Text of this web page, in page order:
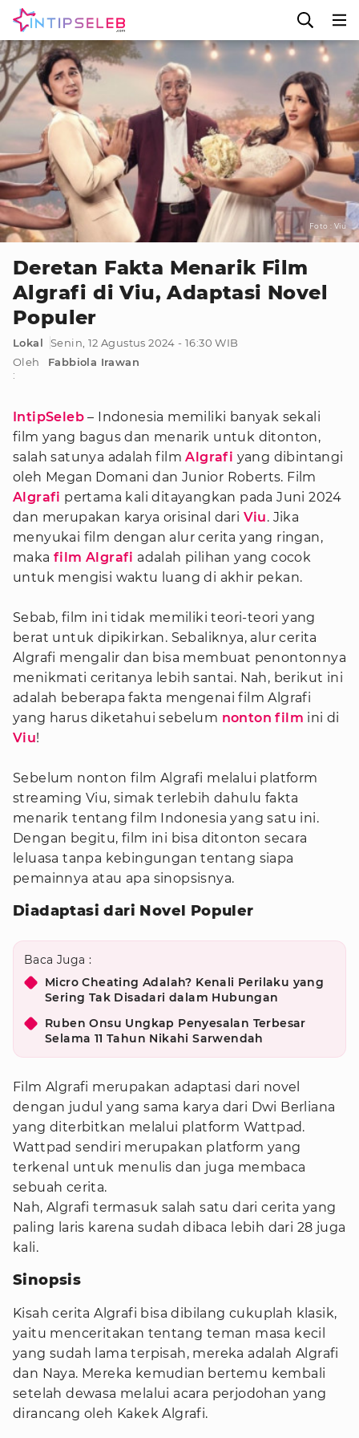
Foto : Viu
Deretan Fakta Menarik Film
Algrafi di Viu, Adaptasi Novel
Populer
Lokal
Senin, 12 Agustus 2024 - 16:30 WIB
Oleh
:
Fabbiola Irawan
IntipSeleb – Indonesia memiliki banyak sekali
film yang bagus dan menarik untuk ditonton,
salah satunya adalah filmAlgrafi yang dibintangi
oleh Megan Domani dan Junior Roberts. Film
Algrafi pertama kali ditayangkan pada Juni 2024
dan merupakan karya orisinal dari Viu. Jika
menyukai film dengan alur cerita yang ringan,
maka film Algrafi adalah pilihan yang cocok
untuk mengisi waktu luang di akhir pekan.
Sebab, film ini tidak memiliki teori-teori yang
berat untuk dipikirkan. Sebaliknya, alur cerita
Algrafi mengalir dan bisa membuat penontonnya
menikmati ceritanya lebih santai. Nah, berikut ini
adalah beberapa fakta mengenai film Algrafi
yang harus diketahui sebelum nonton film ini di
Viu!
Sebelum nonton film Algrafi melalui platform
streaming Viu, simak terlebih dahulu fakta
menarik tentang film Indonesia yang satu ini.
Dengan begitu, film ini bisa ditonton secara
leluasa tanpa kebingungan tentang siapa
pemainnya atau apa sinopsisnya.
Diadaptasi dari Novel Populer
Baca Juga :
Micro Cheating Adalah? Kenali Perilaku yang
Sering Tak Disadari dalam Hubungan
Ruben Onsu Ungkap Penyesalan Terbesar
Selama 11 Tahun Nikahi Sarwendah
Film Algrafi merupakan adaptasi dari novel
dengan judul yang sama karya dari Dwi Berliana
yang diterbitkan melalui platform Wattpad.
Wattpad sendiri merupakan platform yang
terkenal untuk menulis dan juga membaca
sebuah cerita.
Nah, Algrafi termasuk salah satu dari cerita yang
paling laris karena sudah dibaca lebih dari 28 juga
kali.
Sinopsis
Kisah cerita Algrafi bisa dibilang cukuplah klasik,
yaitu menceritakan tentang teman masa kecil
yang sudah lama terpisah, mereka adalah Algrafi
dan Naya. Mereka kemudian bertemu kembali
setelah dewasa melalui acara perjodohan yang
dirancang oleh Kakek Algrafi.